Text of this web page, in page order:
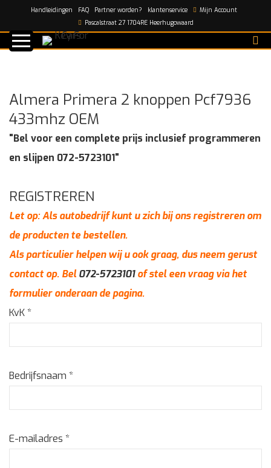
Handleidingen FAQ Partner worden? klantenservice
Mijn Account
Pascalstraat 27 1704RE Heerhugowaard
Home/shop/ Almera Primera 2 knoppen Pcf7936
433mhz OEM
Almera Primera 2 knoppen Pcf7936
433mhz OEM
"Bel voor een complete prijs inclusief programmeren
en slijpen 072-5723101"
REGISTREREN
Let op: Als autobedrijf kunt u zich bij ons registreren om
de producten te bestellen.
Als particulier helpen wij u ook graag, dus neem gerust
contact op. Bel072-5723101of stel een vraag via het
formulier onderaan de pagina.
KvK*
Bedrijfsnaam *
E-mailadres *